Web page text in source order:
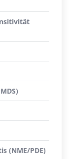
(NME/PDE)